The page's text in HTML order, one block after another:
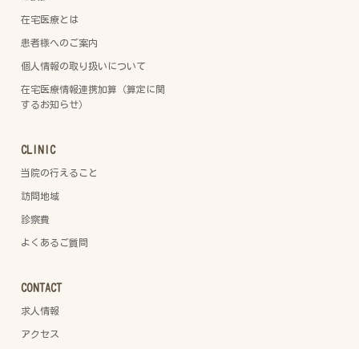
在宅医療とは
患者様へのご案内
個人情報の取り扱いについて
在宅医療情報連携加算（算定に関
するお知らせ）
CLINIC
当院の行えること
訪問地域
診察費
よくあるご質問
CONTACT
求人情報
アクセス